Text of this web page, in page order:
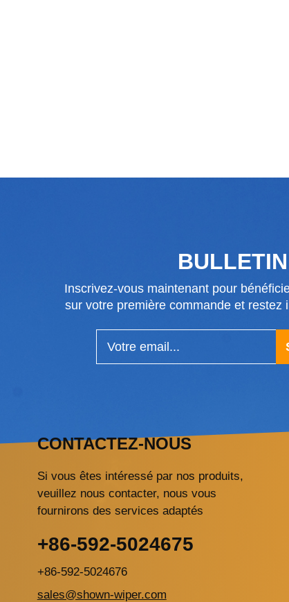
BULLETIN
Inscrivez-vous maintenant pour
sur votre première commande et restez
CONTACTEZ-NOUS
Si vous êtes intéressé par nos produits,
veuillez nous contacter, nous vous
fournirons des services adaptés
+86-592-5024675
+86-592-5024676
sales@shown-wiper.com